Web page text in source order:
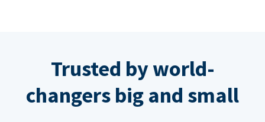
Trusted by world-
changers big and small